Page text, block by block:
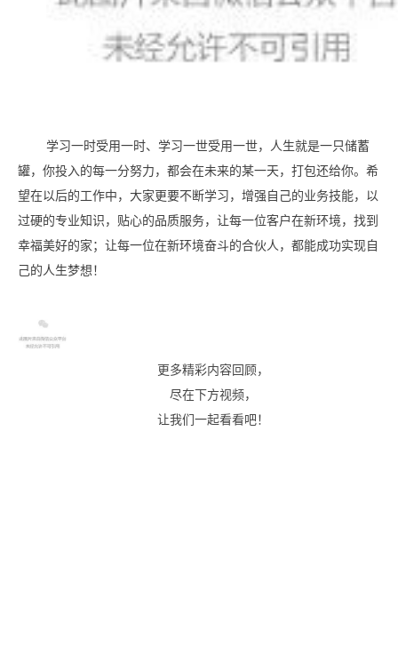
学习一时受用一时、学习一世受用一世，人生就是一只储蓄
罐，你投入的每一分努力，都会在未来的某一天，打包还给你。希
望在以后的工作中，大家更要不断学习，增强自己的业务技能，以
过硬的专业知识，贴心的品质服务，让每一位客户在新环境，找到
幸福美好的家；让每一位在新环境奋斗的合伙人，都能成功实现自
己的人生梦想！
更多精彩内容回顾，
尽在下方视频，
让我们一起看看吧！